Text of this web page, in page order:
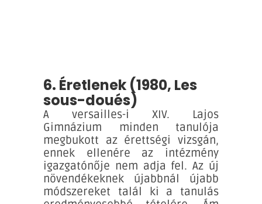
6. Éretlenek (1980, Les
sous-doués)
A versailles-i XIV. Lajos
Gimnázium minden tanulója
megbukott az érettségi vizsgán,
ennek ellenére az intézmény
igazgatónője nem adja fel. Az új
növendékeknek újabbnál újabb
módszereket talál ki a tanulás